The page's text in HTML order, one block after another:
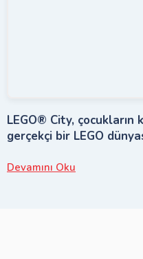
LEGO® City,
gerçekçi bir LEGO
Devamını Oku